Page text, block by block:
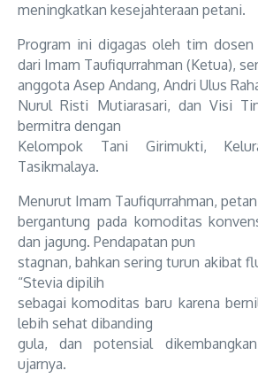
meningkatkan kesejahteraan petani.
Program ini digagas oleh tim dosen
dari Imam Taufiqurrahman (Ketua),
anggota Asep Andang, Andri Ulus
Nurul Risti Mutiarasari, dan Visi
bermitra dengan
Kelompok Tani Girimukti,
Tasikmalaya.
Menurut Imam Taufiqurrahman,
bergantung pada komoditas
dan jagung. Pendapatan pun
stagnan, bahkan sering turun akibat
“Stevia dipilih
sebagai komoditas baru karena
lebih sehat dibanding
gula, dan potensial
ujarnya.